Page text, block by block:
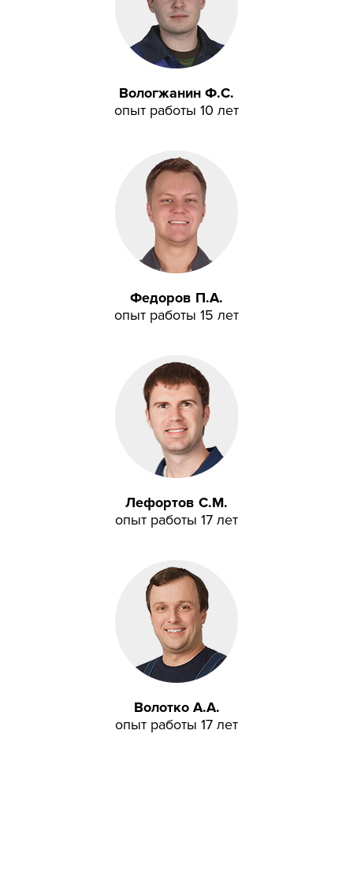
Вологжанин Ф.С.
опыт работы 10 лет
Федоров П.А.
опыт работы 15 лет
Лефортов С.М.
опыт работы 17 лет
Волотко А.А.
опыт работы 17 лет